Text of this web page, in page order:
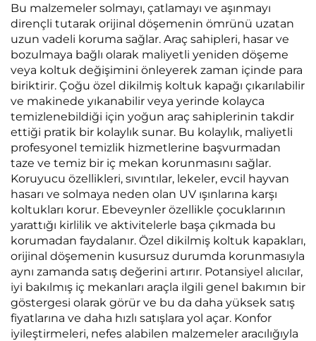
Bu malzemeler solmayı, çatlamayı ve aşınmayı
dirençli tutarak orijinal döşemenin ömrünü uzatan
uzun vadeli koruma sağlar. Araç sahipleri, hasar ve
bozulmaya bağlı olarak maliyetli yeniden döşeme
veya koltuk değişimini önleyerek zaman içinde para
biriktirir. Çoğu özel dikilmiş koltuk kapağı çıkarılabilir
ve makinede yıkanabilir veya yerinde kolayca
temizlenebildiği için yoğun araç sahiplerinin takdir
ettiği pratik bir kolaylık sunar. Bu kolaylık, maliyetli
profesyonel temizlik hizmetlerine başvurmadan
taze ve temiz bir iç mekan korunmasını sağlar.
Koruyucu özellikleri, sıvıntılar, lekeler, evcil hayvan
hasarı ve solmaya neden olan UV ışınlarına karşı
koltukları korur. Ebeveynler özellikle çocuklarının
yarattığı kirlilik ve aktivitelerle başa çıkmada bu
korumadan faydalanır. Özel dikilmiş koltuk kapakları,
orijinal döşemenin kusursuz durumda korunmasıyla
aynı zamanda satış değerini artırır. Potansiyel alıcılar,
iyi bakılmış iç mekanları araçla ilgili genel bakımın bir
göstergesi olarak görür ve bu da daha yüksek satış
fiyatlarına ve daha hızlı satışlara yol açar. Konfor
iyileştirmeleri, nefes alabilen malzemeler aracılığıyla